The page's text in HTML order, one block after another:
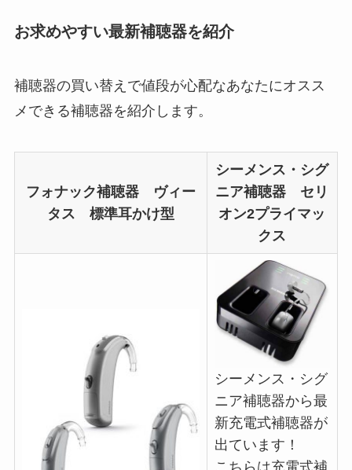
お求めやすい最新補聴器を紹介
補聴器の買い替えで値段が心配なあなたにオスス
メできる補聴器を紹介します。
フォナック補聴器 ヴィー
タス 標準耳かけ型
シーメンス・シグ
ニア補聴器 セリ
オン2プライマッ
クス
シーメンス・シグ
ニア補聴器から最
新充電式補聴器が
出ています！